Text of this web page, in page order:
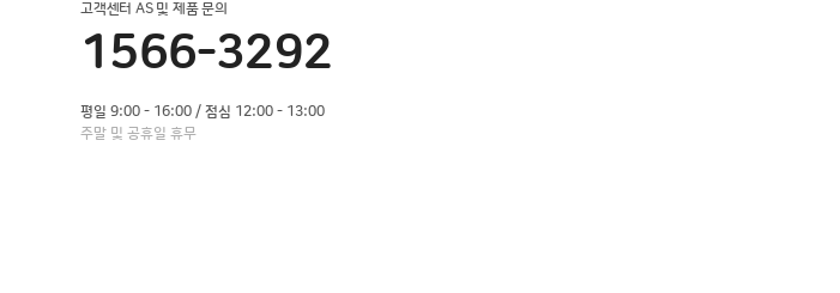
고객센터 AS 및 제품 문의
1566-3292
평일 9:00 - 16:00 / 점심 12:00 - 13:00
주말 및 공휴일 휴무